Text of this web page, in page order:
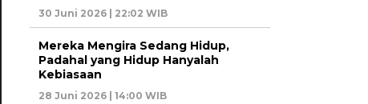
30 Juni 2026 | 22:02 WIB
Mereka Mengira Sedang Hidup,
Padahal yang Hidup Hanyalah
Kebiasaan
28 Juni 2026 | 14:00 WIB